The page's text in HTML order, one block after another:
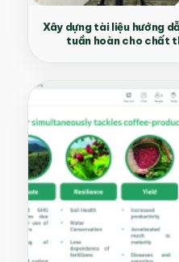
Xây dựng tài liệu hướng
tuần hoàn cho chất